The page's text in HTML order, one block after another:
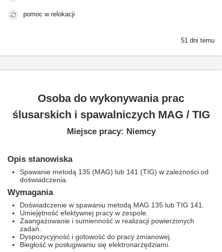
pomoc w relokacji
51 dni temu
Osoba do wykonywania prac
ślusarskich i spawalniczych MAG / TIG
Miejsce pracy: Niemcy
Opis stanowiska
Spawanie metodą 135 (MAG) lub 141 (TIG) w zależności od
doświadczenia.
Wymagania
Doświadczenie w spawaniu metodą MAG 135 lub TIG 141.
Umiejętność efektywnej pracy w zespole.
Zaangażowanie i sumienność w realizacji powierzonych
zadań.
Dyspozycyjność i gotowość do pracy zmianowej.
Biegłość w posługiwaniu się elektronarzędziami.